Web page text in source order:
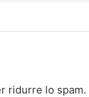
ridurre lo spam.